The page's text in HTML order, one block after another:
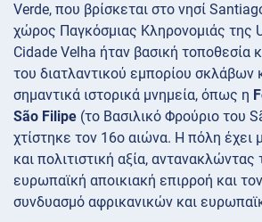
Verde, που βρίσκεται στο νησί
χώρος Παγκόσμιας Κληρονομιάς της
Cidade Velha ήταν βασική τοποθεσία
του διατλαντικού εμπορίου σκλάβων
σημαντικά ιστορικά μνημεία, όπως η
São Filipe (το Βασιλικό Φρούριο του
χτίστηκε τον 16ο αιώνα. Η πόλη έχει
και πολιτιστική αξία,
ευρωπαϊκή αποικιακή επιρροή και
συνδυασμό αφρικανικών και